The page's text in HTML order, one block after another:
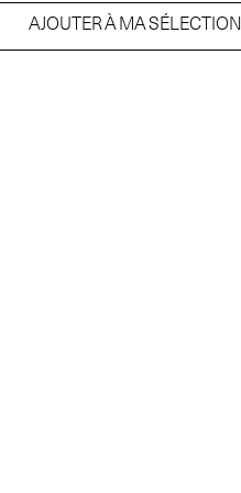
AJOUTER À MA SÉLECTION